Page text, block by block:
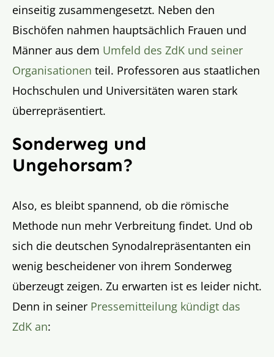
einseitig zusammengesetzt. Neben den
Bischöfen nahmen hauptsächlich Frauen und
Männer aus dem Umfeld des ZdK und seiner
Organisationen teil. Professoren aus staatlichen
Hochschulen und Universitäten waren stark
überrepräsentiert.
Sonderweg und
Ungehorsam?
Also, es bleibt spannend, ob die römische
Methode nun mehr Verbreitung findet. Und ob
sich die deutschen Synodalrepräsentanten ein
wenig bescheidener von ihrem Sonderweg
überzeugt zeigen. Zu erwarten ist es leider nicht.
Denn in seiner Pressemitteilung kündigt das
ZdK an: